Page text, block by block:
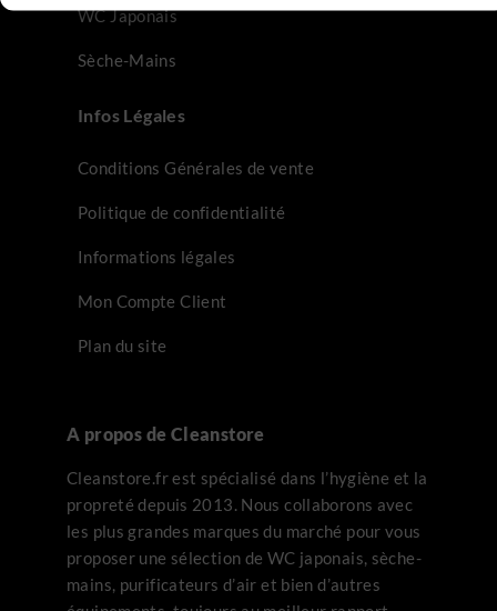
WC Japonais
Sèche-Mains
Infos Légales
Conditions Générales de vente
Politique de confidentialité
Informations légales
Mon Compte Client
Plan du site
A propos de Cleanstore
Cleanstore.fr est spécialisé dans l’hygiène et la
propreté depuis 2013. Nous collaborons avec
les plus grandes marques du marché pour vous
proposer une sélection de WC japonais, sèche-
mains, purificateurs d’air et bien d’autres